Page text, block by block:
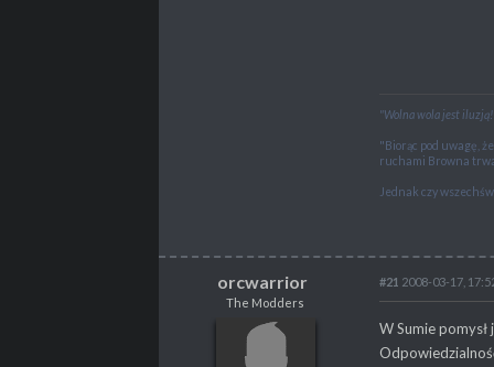
"Wolna wola jest
"Biorąc pod uwagę,
ruchami Browna
Jednak czy
"I am the blade of
orcwarrior
The Modders
#21 2008-03-17,
W Sumie pomysł